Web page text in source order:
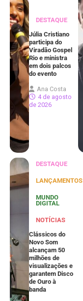
DESTAQUE
Júlia Cristiano
participa do
Viradão Gospel
Rio e ministra
em dois palcos
do evento
Ana Costa
4 de agosto
de 2026
DESTAQUE
LANÇAMENTOS
MUNDO
DIGITAL
NOTÍCIAS
Clássicos do
Novo Som
alcançam 50
milhões de
visualizações e
garantem Disco
de Ouro à
banda